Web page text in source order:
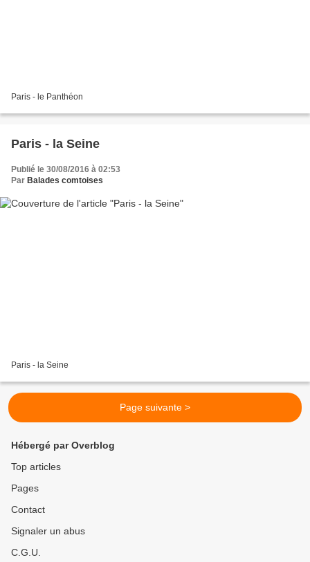
Paris - le Panthéon
Paris - la Seine
Publié le 30/08/2016 à 02:53
Par Balades comtoises
Paris - la Seine
Page suivante >
Hébergé par Overblog
Top articles
Pages
Contact
Signaler un abus
C.G.U.